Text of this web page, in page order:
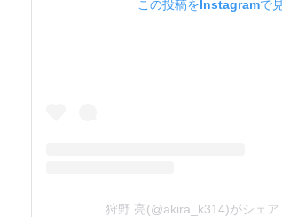
この投稿をInstagramで
狩野 亮(@akira_k314)がシェア